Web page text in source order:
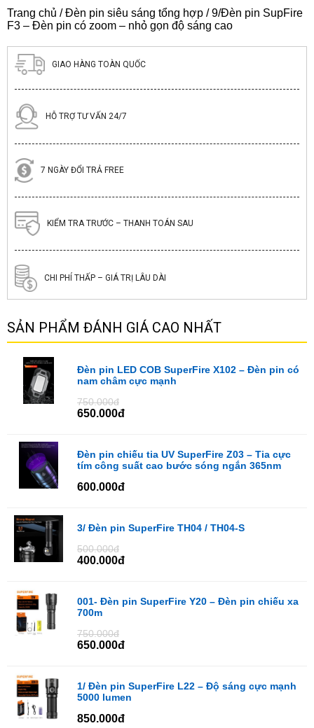
Trang chủ /Đèn pin siêu sáng tổng hợp / 9/Đèn pin SupFire
F3 – Đèn pin có zoom – nhỏ gọn độ sáng cao
GIAO HÀNG TOÀN QUỐC
HỖ TRỢ TƯ VẤN 24/7
7 NGÀY ĐỔI TRẢ FREE
KIỂM TRA TRƯỚC – THANH TOÁN SAU
CHI PHÍ THẤP – GIÁ TRỊ LÂU DÀI
SẢN PHẨM ĐÁNH GIÁ CAO NHẤT
Đèn pin LED COB SuperFire X102 – Đèn pin có
nam châm cực mạnh
750.000đ
650.000đ
Đèn pin chiếu tia UV SuperFire Z03 – Tia cực
tím công suất cao bước sóng ngắn 365nm
600.000đ
3/ Đèn pin SuperFire TH04 / TH04-S
500.000đ
400.000đ
001- Đèn pin SuperFire Y20 – Đèn pin chiếu xa
700m
750.000đ
650.000đ
1/ Đèn pin SuperFire L22 – Độ sáng cực mạnh
5000 lumen
850.000đ